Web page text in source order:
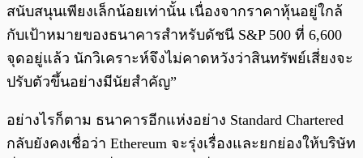
สนับสนุนเพียงเล็กน้อยเท่านั้น เนื่องจากราคาหุ้นอยู่ใกล้
กับเป้าหมายของธนาคารสำหรับดัชนี S&P 500 ที่ 6,600
จุดอยู่แล้ว นักวิเคราะห์จึงไม่คาดหวังว่าสินทรัพย์เสี่ยงจะ
ปรับตัวขึ้นอย่างมีนัยสำคัญ”
อย่างไรก็ตาม ธนาคารอีกแห่งอย่าง Standard Chartered
กลับยังคงเชื่อว่า Ethereum จะรุ่งเรื่องและยกย่องให้บริษัท